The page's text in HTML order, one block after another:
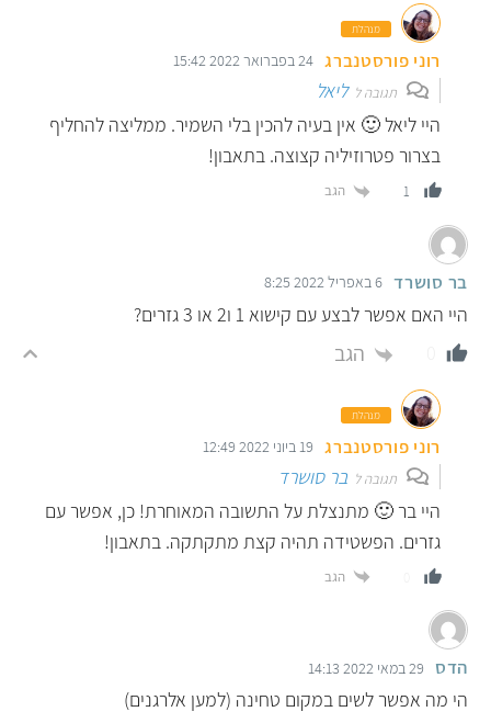
מנהלת
רוני פורסטנברג 24 בפברואר 2022 15:42
תגובה לליאל
היי ליאל 🙂 אין בעיה להכין בלי השמיר. ממליצה להחליף
בצרור פטרוזיליה קצוצה. בתאבון!
1 הגב
בר סושרד 6 באפריל 2022 8:25
היי האם אפשר לבצע עם קישוא 1 ו2 או 3 גזרים?
הגב
מנהלת
רוני פורסטנברג 19 ביוני 2022 12:49
תגובה ל בר סושרד
היי בר 🙂 מתנצלת על התשובה המאוחרת! כן, אפשר עם
גזרים. הפשטידה תהיה קצת מתקתקה. בתאבון!
הגב
הדס 29 במאי 2022 14:13
הי מה אפשר לשים במקום טחינה (למען אלרגנים)